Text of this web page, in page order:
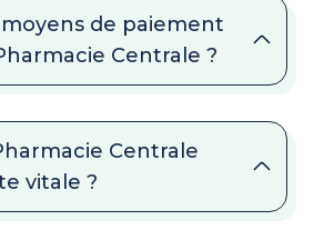
de paiement
Centrale ?
Centrale
vitale ?